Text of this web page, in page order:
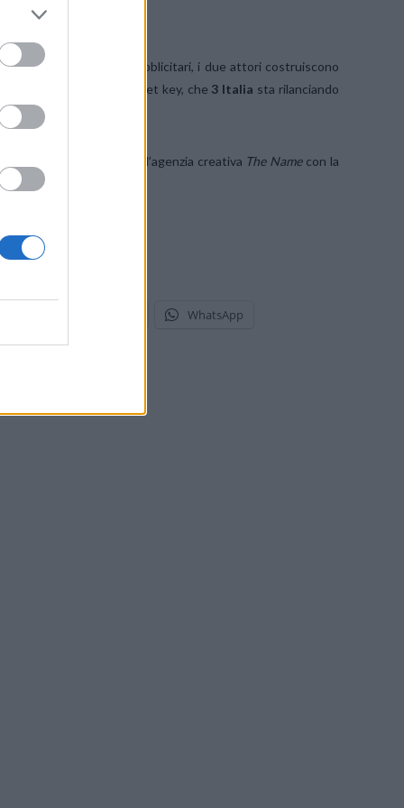
proprio con gli spot pubblicitari, i due attori costruiscono
alla mobilità: la internet key, che 3 Italia sta rilanciando
diversi soggetti è dell’agenzia creativa The Namecon la
WhatsApp